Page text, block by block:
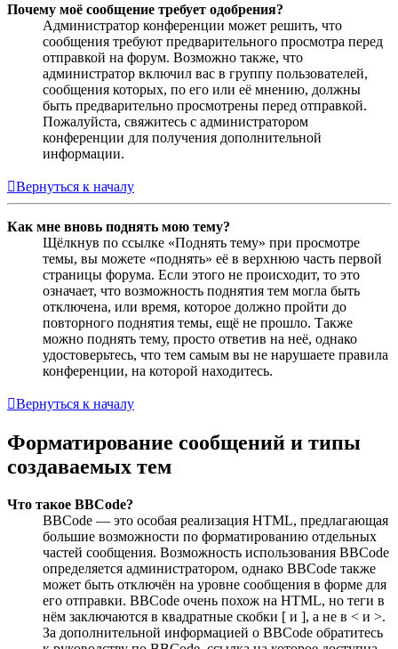
Почему моё сообщение требует одобрения?
Администратор конференции может решить, что
сообщения требуют предварительного просмотра перед
отправкой на форум. Возможно также, что
администратор включил вас в группу пользователей,
сообщения которых, по его или её мнению, должны
быть предварительно просмотрены перед отправкой.
Пожалуйста, свяжитесь с администратором
конференции для получения дополнительной
информации.
Вернуться к началу
Как мне вновь поднять мою тему?
Щёлкнув по ссылке «Поднять тему» при просмотре
темы, вы можете «поднять» её в верхнюю часть первой
страницы форума. Если этого не происходит, то это
означает, что возможность поднятия тем могла быть
отключена, или время, которое должно пройти до
повторного поднятия темы, ещё не прошло. Также
можно поднять тему, просто ответив на неё, однако
удостоверьтесь, что тем самым вы не нарушаете правила
конференции, на которой находитесь.
Вернуться к началу
Форматирование сообщений и типы
создаваемых тем
Что такое BBCode?
BBCode — это особая реализация HTML, предлагающая
большие возможности по форматированию отдельных
частей сообщения. Возможность использования BBCode
определяется администратором, однако BBCode также
может быть отключён на уровне сообщения в форме для
его отправки. BBCode очень похож на HTML, но теги в
нём заключаются в квадратные скобки [ и ], а не в < и >.
За дополнительной информацией о BBCode обратитесь